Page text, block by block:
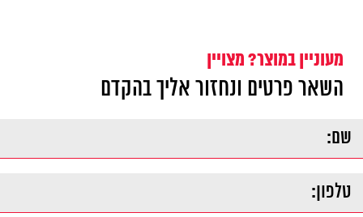
מעוניין במוצר? מצויין
השאר פרטים ונחזור אליך בהקדם